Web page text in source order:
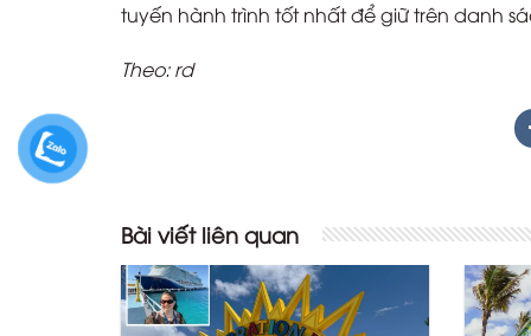
tuyến hành trình tốt nhất để giữ trên danh
Theo: rd
Bài viết liên quan